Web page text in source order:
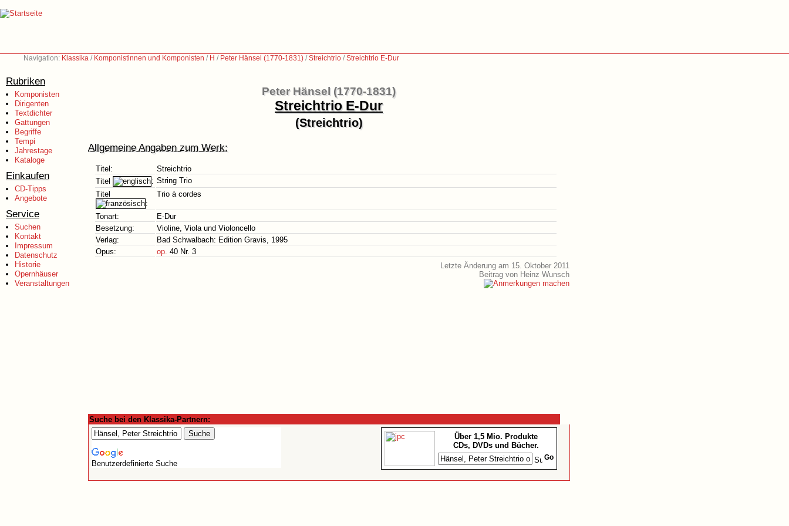
Navigation: Klassika / Komponistinnen und Komponisten / H / Peter Hänsel (1770-1831) /Streichtrio /Streichtrio E-Dur
Rubriken
Komponisten
Dirigenten
Textdichter
Gattungen
Begriffe
Tempi
Jahrestage
Kataloge
Einkaufen
CD-Tipps
Angebote
Service
Suchen
Kontakt
Impressum
Datenschutz
Historie
Opernhäuser
Veranstaltungen
Peter Hänsel (1770-1831)
Streichtrio E-Dur
(Streichtrio)
Allgemeine Angaben zum Werk:
Titel:
Streichtrio
Titel
: String Trio
Titel
:
Trio à cordes
Tonart:
E-Dur
Besetzung:
Violine, Viola und Violoncello
Verlag:
Bad Schwalbach: Edition Gravis, 1995
Opus:
op. 40 Nr. 3
Letzte Änderung am 15. Oktober 2011
Beitrag von Heinz Wunsch
Suche bei den Klassika-Partnern:
Benutzerdefinierte Suche
Über 1,5 Mio. Produkte
CDs, DVDs und Bücher.
Go